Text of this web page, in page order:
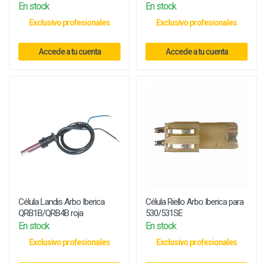
En stock
Exclusivo profesionales
Accede a tu cuenta
En stock
Exclusivo profesionales
Accede a tu cuenta
Célula Landis Arbo Iberica
QRB1B/QRB4B roja
En stock
Exclusivo profesionales
Célula Riello Arbo Iberica para
530/531SE
En stock
Exclusivo profesionales